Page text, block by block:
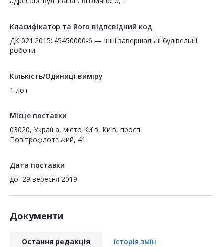
Класифікатор та його відповідний код
ДК 021:2015: 45450000-6 — Інші завершальні будівельні
роботи
Кількість/Одиниці виміру
1 лот
Місце поставки
03020, Україна, місто Київ, Київ, просп.
Повітрофлотський, 41
Дата поставки
до 29 вересня 2019
Документи
Остання редакція Історія змін